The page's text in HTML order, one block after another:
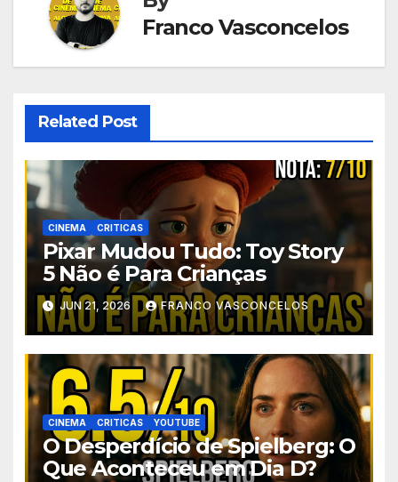
Franco Vasconcelos
Related Post
CINEMA CRITICAS
Pixar Mudou Tudo: Toy Story
5 Não é Para Crianças
JUN 21, 2026 FRANCO VASCONCELOS
CINEMA CRITICAS YOUTUBE
O Desperdício de Spielberg: O
Que Aconteceu em Dia D?